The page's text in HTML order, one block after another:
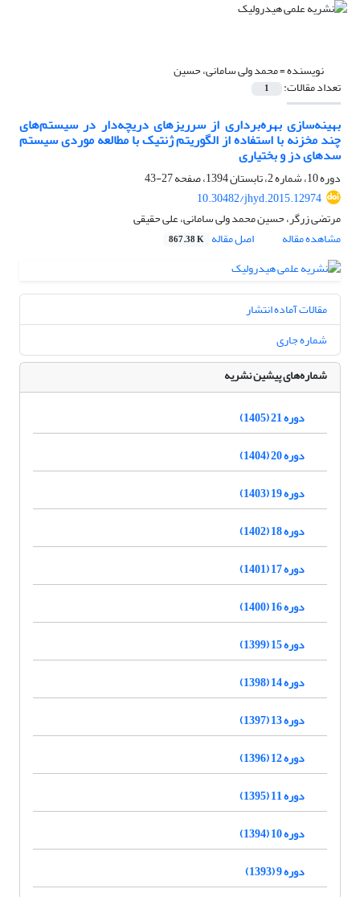
نویسنده =محمد ولی سامانی، حسین
تعداد مقالات: 1
بهینه‌سازی بهره‌برداری از سرریزهای دریچه‌دار در سیستم‌های
چند مخزنه با استفاده از الگوریتم ژنتیک با مطالعه موردی سیستم
سدهای دز و بختیاری
دوره 10، شماره 2، تابستان 1394، صفحه
27-43
10.30482/jhyd.2015.12974
مرتضی زرگر، حسین محمد ولی سامانی، علی حقیقی
مشاهده مقاله
اصل مقاله 867.38 K
مقالات آماده انتشار
شماره جاری
شماره‌های پیشین نشریه
دوره 21 (1405)
دوره 20 (1404)
دوره 19 (1403)
دوره 18 (1402)
دوره 17 (1401)
دوره 16 (1400)
دوره 15 (1399)
دوره 14 (1398)
دوره 13 (1397)
دوره 12 (1396)
دوره 11 (1395)
دوره 10 (1394)
دوره 9 (1393)